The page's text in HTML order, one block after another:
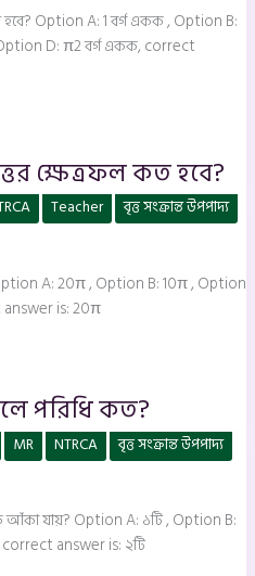
হবে? Option A: 1 বর্গ একক , Option B:
D: π2 বর্গ একক, correct
ক্ষেত্রফল কত হবে?
Teacher
বৃত্ত সংক্রান্ত উপপাদ্য
Option A: 20π , Option B: 10π , Option
is: 20π
পরিধি কত?
MR NTRCA
বৃত্ত সংক্রান্ত উপপাদ্য
আঁকা যায়? Option A: ১টি , Option B:
answer is: ২টি